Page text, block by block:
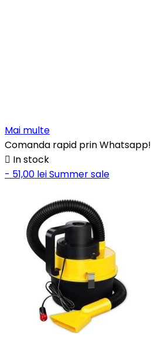
Mai multe
Comanda rapid prin Whatsapp!
 In stock
- 51,00 leiSummer sale